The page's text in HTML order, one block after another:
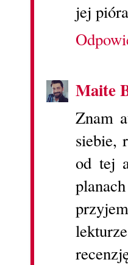
jej
Maite
Znam
siebie,
od tej